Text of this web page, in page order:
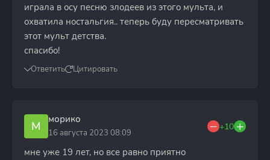
играла в осу песню злодеев из этого мульта, и
охватила ностальгия.. теперь буду пересматривать
этот мульт детства.
спасибо!
Ответить Цитировать
М морико
16 августа 2023 08:09
+10
мне уже 19 лет, но все равно приятно